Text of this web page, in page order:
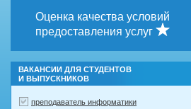
Оценка качества условий
предоставления услуг
ВАКАНСИИ ДЛЯ СТУДЕНТОВ
И ВЫПУСКНИКОВ
преподаватель информатики